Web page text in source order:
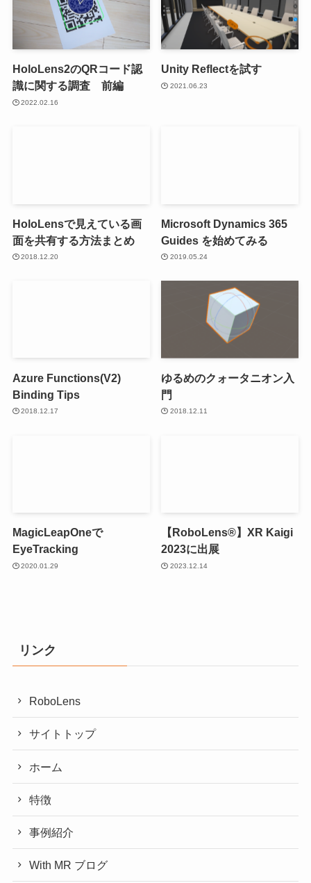
HoloLens2のQRコード認
識に関する調査 前編
2022.02.16
Unity Reflectを試す
2021.06.23
HoloLensで見えている画
面を共有する方法まとめ
2018.12.20
Microsoft Dynamics 365
Guides を始めてみる
2019.05.24
Azure Functions(V2)
Binding Tips
2018.12.17
ゆるめのクォータニオン入
門
2018.12.11
MagicLeapOneで
EyeTracking
2020.01.29
【RoboLens®】XR Kaigi
2023に出展
2023.12.14
リンク
RoboLens
サイトトップ
ホーム
特徴
事例紹介
With MR ブログ